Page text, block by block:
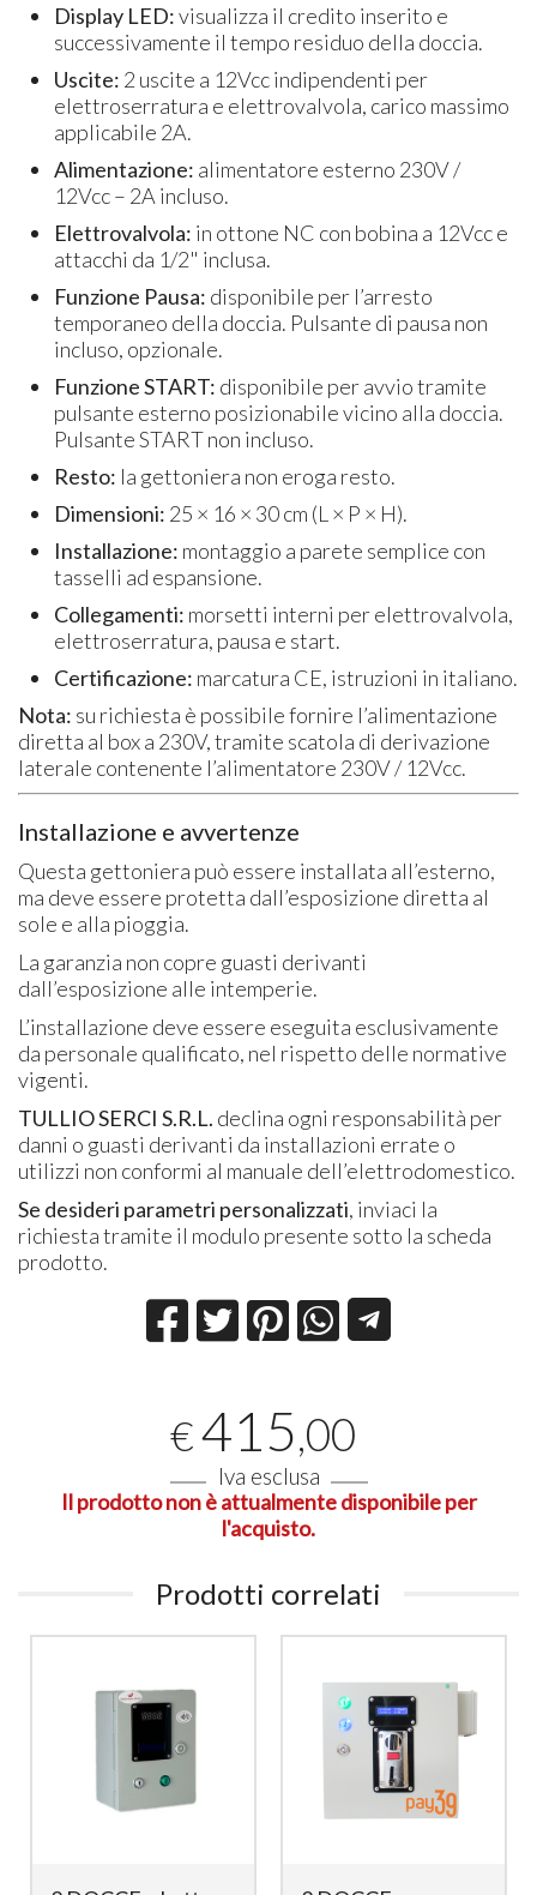
Display LED:visualizza il credito inserito e
successivamente il tempo residuo della doccia.
Uscite: 2 uscite a 12Vcc indipendenti per
elettroserratura e elettrovalvola, carico massimo
applicabile 2A.
Alimentazione: alimentatore esterno 230V /
12Vcc – 2A incluso.
Elettrovalvola: in ottone NC con bobina a 12Vcc e
attacchi da 1/2" inclusa.
Funzione Pausa: disponibile per l’arresto
temporaneo della doccia. Pulsante di pausa non
incluso, opzionale.
Funzione START: disponibile per avvio tramite
pulsante esterno posizionabile vicino alla doccia.
Pulsante START non incluso.
Resto: la gettoniera non eroga resto.
Dimensioni: 25 × 16 × 30 cm (L × P × H).
Installazione: montaggio a parete semplice con
tasselli ad espansione.
Collegamenti: morsetti interni per elettrovalvola,
elettroserratura, pausa e start.
Certificazione: marcatura CE, istruzioni in italiano.
Nota: su richiesta è possibile fornire l’alimentazione
diretta al box a 230V, tramite scatola di derivazione
laterale contenente l’alimentatore 230V / 12Vcc.
Installazione e avvertenze
Questa gettoniera può essere installata all’esterno,
ma deve essere protetta dall’esposizione diretta al
sole e alla pioggia.
La garanzia non copre guasti derivanti
dall’esposizione alle intemperie.
L’installazione deve essere eseguita esclusivamente
da personale qualificato, nel rispetto delle normative
vigenti.
TULLIO SERCI S.R.L. declina ogni responsabilità per
danni o guasti derivanti da installazioni errate o
utilizzi non conformi al manuale dell’elettrodomestico.
Se desideri parametri personalizzati, inviaci la
richiesta tramite il modulo presente sotto la scheda
prodotto.
€415,00
Iva esclusa
Il prodotto non è attualmente disponibile per
l'acquisto.
Prodotti correlati